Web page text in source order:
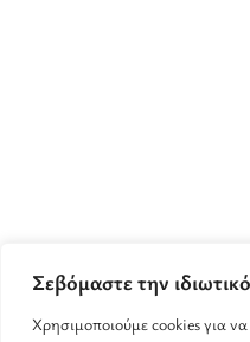
Σεβόμαστε την
Χρησιμοποιούμε cookies για